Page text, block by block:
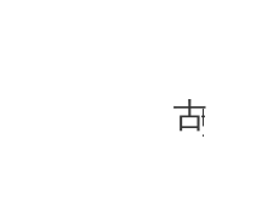
古
古